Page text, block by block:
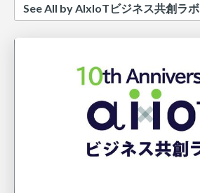
See All by AIxIoTビジネス共創ラボ